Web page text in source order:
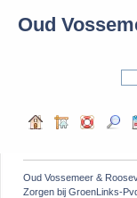
Oud
Oud Vossemeer &
Zorgen bij GroenLinks-